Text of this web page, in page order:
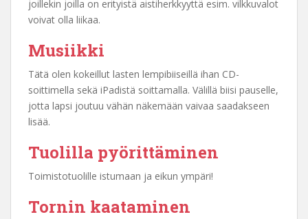
joillekin joilla on erityistä aistiherkkyyttä esim. vilkkuvalot
voivat olla liikaa.
Musiikki
Tätä olen kokeillut lasten lempibiiseillä ihan CD-
soittimella sekä iPadistä soittamalla. Välillä biisi pauselle,
jotta lapsi joutuu vähän näkemään vaivaa saadakseen
lisää.
Tuolilla pyörittäminen
Toimistotuolille istumaan ja eikun ympäri!
Tornin kaataminen